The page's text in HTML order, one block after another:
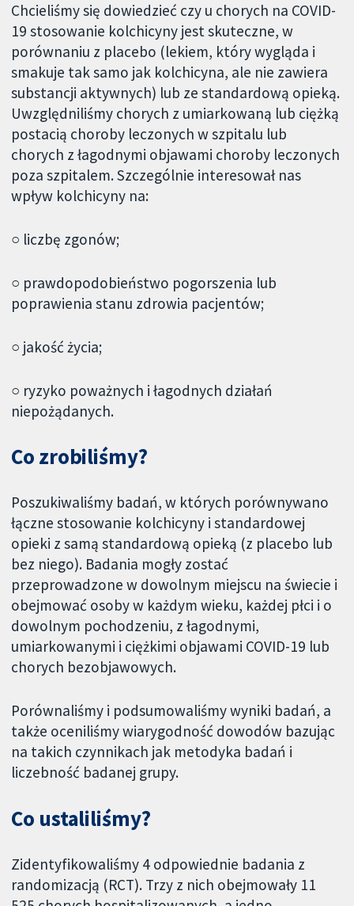
Chcieliśmy się dowiedzieć czy u chorych na COVID-
19 stosowanie kolchicyny jest skuteczne, w
porównaniu z placebo (lekiem, który wygląda i
smakuje tak samo jak kolchicyna, ale nie zawiera
substancji aktywnych) lub ze standardową opieką.
Uwzględniliśmy chorych z umiarkowaną lub ciężką
postacią choroby leczonych w szpitalu lub
chorych z łagodnymi objawami choroby leczonych
poza szpitalem. Szczególnie interesował nas
wpływ kolchicyny na:
○ liczbę zgonów;
○ prawdopodobieństwo pogorszenia lub
poprawienia stanu zdrowia pacjentów;
○ jakość życia;
○ ryzyko poważnych i łagodnych działań
niepożądanych.
Co zrobiliśmy?
Poszukiwaliśmy badań, w których porównywano
łączne stosowanie kolchicyny i standardowej
opieki z samą standardową opieką (z placebo lub
bez niego). Badania mogły zostać
przeprowadzone w dowolnym miejscu na świecie i
obejmować osoby w każdym wieku, każdej płci i o
dowolnym pochodzeniu, z łagodnymi,
umiarkowanymi i ciężkimi objawami COVID-19 lub
chorych bezobjawowych.
Porównaliśmy i podsumowaliśmy wyniki badań, a
także oceniliśmy wiarygodność dowodów bazując
na takich czynnikach jak metodyka badań i
liczebność badanej grupy.
Co ustaliliśmy?
Zidentyfikowaliśmy 4 odpowiednie badania z
randomizacją (RCT). Trzy z nich obejmowały 11